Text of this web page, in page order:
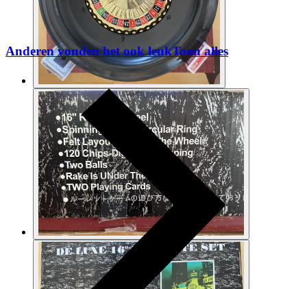
Anderen vonden het ook leukToon alles